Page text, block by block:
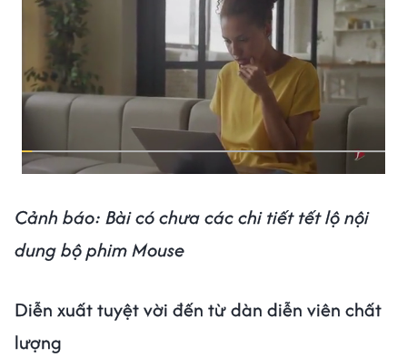
Cảnh báo: Bài có chưa các chi tiết tết lộ nội
dung bộ phim Mouse
Diễn xuất tuyệt vời đến từ dàn diễn viên chất
lượng